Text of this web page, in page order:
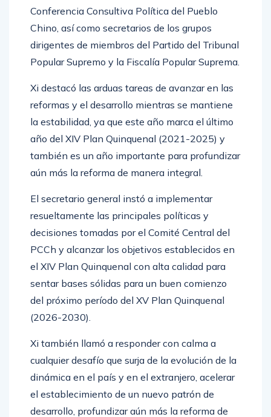
el Consejo de Estado y el Comité Nacional de la
Conferencia Consultiva Política del Pueblo
Chino, así como secretarios de los grupos
dirigentes de miembros del Partido del Tribunal
Xi destacó las arduas tareas de avanzar en las
reformas y el desarrollo mientras se mantiene
la estabilidad, ya que este año marca el último
año del XIV Plan Quinquenal (2021-2025) y
también es un año importante para profundizar
El secretario general instó a implementar
resueltamente las principales políticas y
decisiones tomadas por el Comité Central del
PCCh y alcanzar los objetivos establecidos en
el XIV Plan Quinquenal con alta calidad para
sentar bases sólidas para un buen comienzo
del próximo período del XV Plan Quinquenal
Xi también llamó a responder con calma a
cualquier desafío que surja de la evolución de la
dinámica en el país y en el extranjero, acelerar
el establecimiento de un nuevo patrón de